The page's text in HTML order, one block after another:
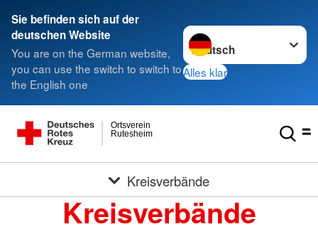
Sie befinden sich auf der
deutschen Website
You are on the German website,
you can use the switch to switch to
the English one
Sprache wechseln zu
Alles klar
Rutesheim
Ortsverein
Kreisverbände
Kreisverbände